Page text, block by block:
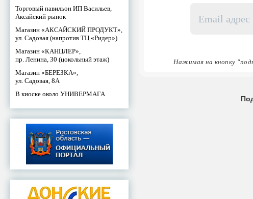
Торговый павильон ИП Васильев,
Аксайский рынок
Магазин «АКСАЙСКИЙ ПРОДУКТ»,
ул. Садовая (напротив ТЦ «Ридер»)
Магазин «КАНЦЛЕР»,
пр. Ленина, 30 (цокольный этаж)
Магазин «БЕРЕЗКА»,
ул. Садовая, 8А
В киоске около УНИВЕРМАГА
адрес
Нажимая на кнопку